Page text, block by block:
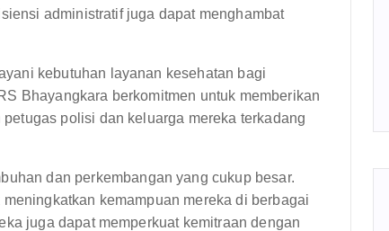
administratif juga dapat menghambat
kebutuhan layanan kesehatan bagi
Bhayangkara berkomitmen untuk memberikan
polisi dan keluarga mereka terkadang
dan perkembangan yang cukup besar.
kemampuan mereka di berbagai
juga dapat memperkuat kemitraan dengan